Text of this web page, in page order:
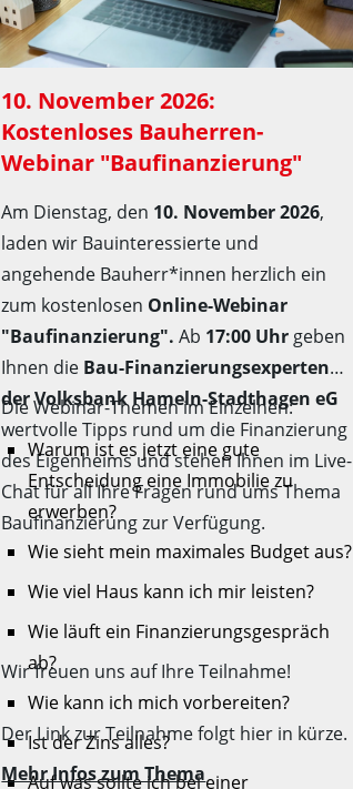
10. November 2026:
Kostenloses Bauherren-
Webinar "Baufinanzierung"
Am Dienstag, den 10. November 2026,
laden wir Bauinteressierte und
angehende Bauherr*innen herzlich ein
zum kostenlosen Online-Webinar
"Baufinanzierung".Ab 17:00 Uhr geben
Ihnen die Bau-Finanzierungsexperten
der Volksbank Hameln-Stadthagen eG
wertvolle Tipps rund um die Finanzierung
des Eigenheims und stehen Ihnen im Live-
Chat für all Ihre Fragen rund ums Thema
Baufinanzierung zur Verfügung.
Die Webinar-Themen im Einzelnen:
Warum ist es jetzt eine gute
Entscheidung eine Immobilie zu
erwerben?
Wie sieht mein maximales Budget aus?
Wie viel Haus kann ich mir leisten?
Wie läuft ein Finanzierungsgespräch
ab?
Wie kann ich mich vorbereiten?
Ist der Zins alles?
Auf was sollte ich bei einer
Wir freuen uns auf Ihre Teilnahme!
Der Link zur Teilnahme folgt hier in kürze.
Mehr Infos zum Thema